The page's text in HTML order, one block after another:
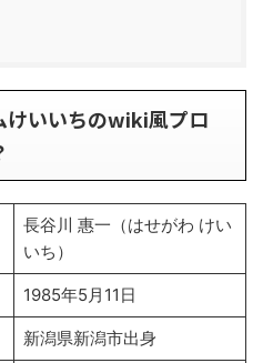
けいいちのwiki風プロ
長谷川 惠一（はせがわ けい
いち）
1985年5月11日
新潟県新潟市出身